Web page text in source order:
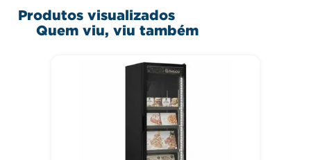
Produtos visualizados
Quem viu, viu também